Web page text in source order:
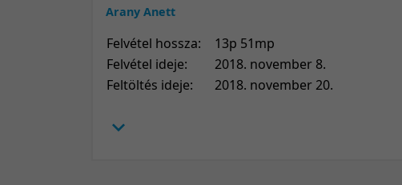
Arany Anett
Felvétel hossza:
13p 51mp
Felvétel ideje:
2018. november 8.
Feltöltés ideje:
2018. november 20.